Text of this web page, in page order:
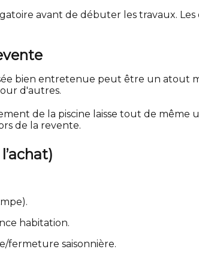
avant de débuter les travaux.
bien entretenue peut être un
d'autres.
de la piscine laisse tout de
de la revente.
habitation.
fermeture saisonnière.